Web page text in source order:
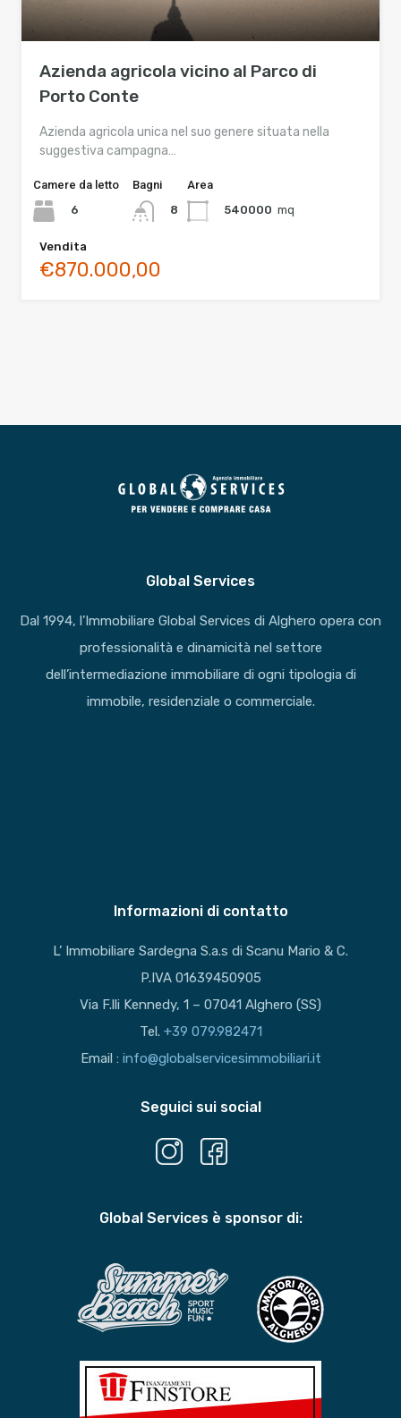
Azienda agricola vicino al Parco di
Porto Conte
Azienda agricola unica nel suo genere situata nella
suggestiva campagna…
Camere da letto
6
Bagni
8
Area
540000 mq
Vendita
€870.000,00
Global Services
Dal 1994, l’Immobiliare Global Services di Alghero opera con
professionalità e dinamicità nel settore
dell’intermediazione immobiliare di ogni tipologia di
immobile, residenziale o commerciale.
Informazioni di contatto
L’ Immobiliare Sardegna S.a.s di Scanu Mario & C.
P.IVA 01639450905
Via F.lli Kennedy, 1 – 07041 Alghero (SS)
Tel. +39 079.982471
Email : info@globalservicesimmobiliari.it
Seguici sui social
Global Services è sponsor di: